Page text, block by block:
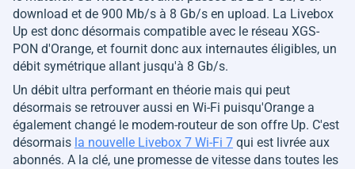
download et de 900 Mb/s à 8 Gb/s en upload. La Livebox
Up est donc désormais compatible avec le réseau XGS-
PON d'Orange, et fournit donc aux internautes éligibles, un
débit symétrique allant jusqu'à 8 Gb/s.
Un débit ultra performant en théorie mais qui peut
désormais se retrouver aussi en Wi-Fi puisqu'Orange a
également changé le modem-routeur de son offre Up. C'est
désormais la nouvelle Livebox 7 Wi-Fi 7 qui est livrée aux
abonnés. A la clé, une promesse de vitesse dans toutes les